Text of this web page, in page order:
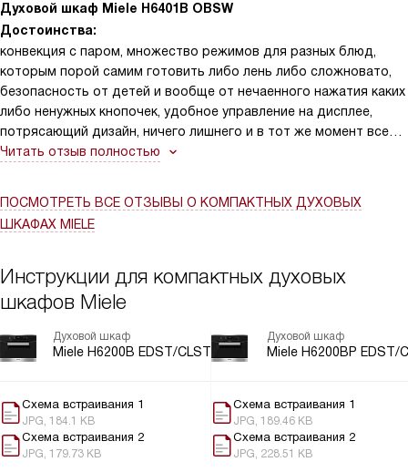
Духовой шкаф Miele H6401B OBSW
Достоинства:
конвекция с паром, множество режимов для разных блюд,
которым порой самим готовить либо лень либо сложновато,
безопасность от детей и вообще от нечаенного нажатия каких
либо ненужных кнопочек, удобное управление на дисплее,
потрясающий дизайн, ничего лишнего и в тот же момент все
необходимое есть у этой духовки!
Читать отзыв полностью
ПОСМОТРЕТЬ ВСЕ ОТЗЫВЫ О КОМПАКТНЫХ ДУХОВЫХ
ШКАФАХ MIELE
Инструкции для компактных духовых
шкафов Miele
Духовой шкаф
Miele H6200B EDST/CLST
Схема встраивания 1
JPG, 184.1 KB
Схема встраивания 2
JPG, 179.73 KB
Духовой шкаф
Miele H6200BP EDST/
Схема встраивания 1
JPG, 189.46 KB
Схема встраивания 2
JPG, 228.51 KB